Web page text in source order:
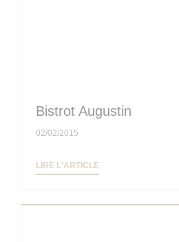
Bistrot Augustin
02/02/2015
LIRE L'ARTICLE